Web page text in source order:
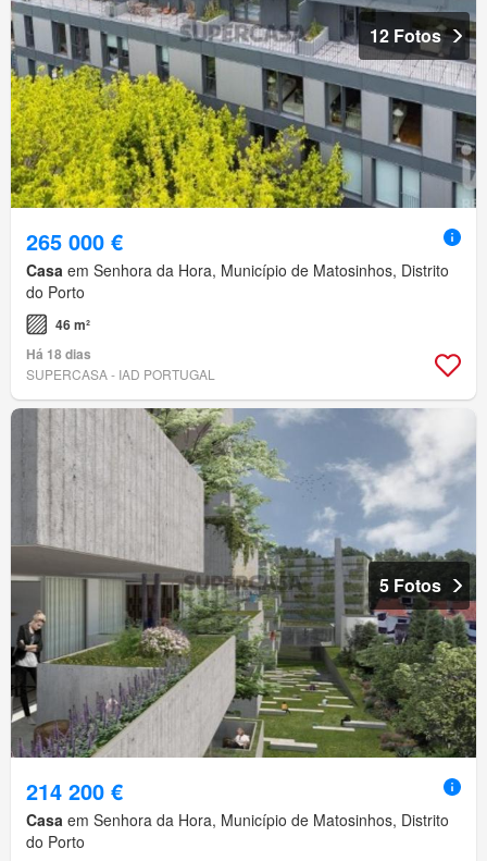
12 Fotos
265 000 €
Casa em Senhora da Hora, Município de Matosinhos, Distrito
do Porto
46 m²
Há 18 dias
SUPERCASA - IAD PORTUGAL
5 Fotos
214 200 €
Casa em Senhora da Hora, Município de Matosinhos, Distrito
do Porto